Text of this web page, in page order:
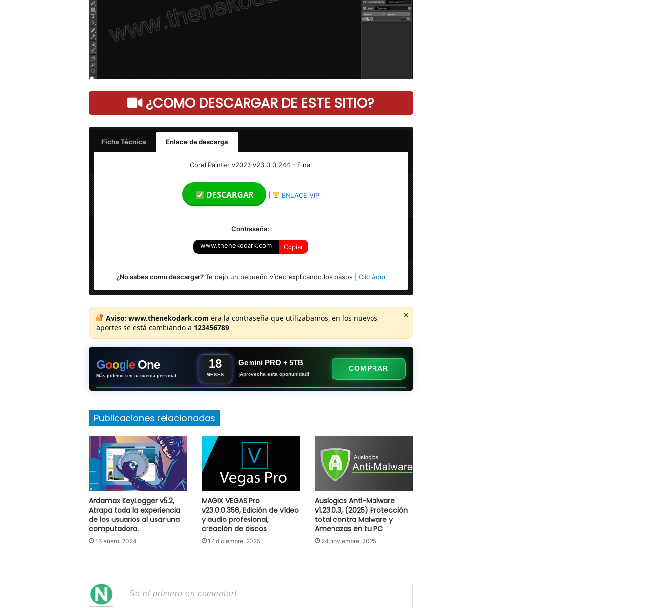
¿COMO DESCARGAR DE ESTE SITIO?
Ficha Técnica
Enlace de descarga
NOTA: Se mantiene la versión Corel Painter 2021 v2021 v21.0.0.211 en el paste de descarga.
Corel Painter v2023 v23.0.0.244 – Final
DESCARGAR ENLACE VIP
Contraseña:
www.thenekodark.com Copiar
¿No sabes como descargar? Te dejo un pequeño vídeo explicando los pasos |Clic Aquí
Aviso: www.thenekodark.com era la contraseña que utilizabamos, en los nuevos
aportes se está cambiando a 123456789
×
Google One
Más potencia en tu cuenta personal.
18
MESES
Gemini PRO + 5TB
¡Aprovecha esta oportunidad!
COMPRAR
Publicaciones relacionadas
Ardamax KeyLogger v5.2,
Atrapa toda la experiencia
de los usuarios al usar una
computadora.
16 enero, 2024
MAGIX VEGAS Pro
v23.0.0.356, Edición de vídeo
y audio profesional,
creación de discos
17 diciembre, 2025
Auslogics Anti-Malware
v1.23.0.3, (2025) Protección
total contra Malware y
Amenazas en tu PC
24 noviembre, 2025